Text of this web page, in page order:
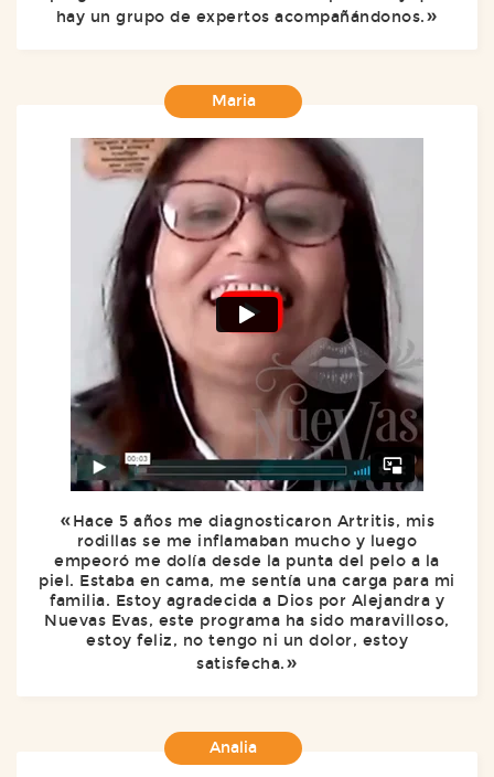
hay un grupo de expertos acompañándonos.
Maria
Hace 5 años me diagnosticaron Artritis, mis
rodillas se me inflamaban mucho y luego
empeoró me dolía desde la punta del pelo a la
piel. Estaba en cama, me sentía una carga para mi
familia. Estoy agradecida a Dios por Alejandra y
Nuevas Evas, este programa ha sido maravilloso,
estoy feliz, no tengo ni un dolor, estoy
satisfecha.
Analia